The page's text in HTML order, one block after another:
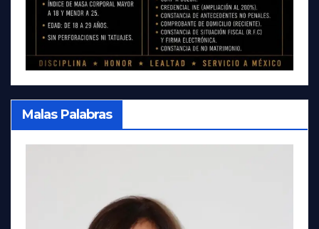
Malas Palabras